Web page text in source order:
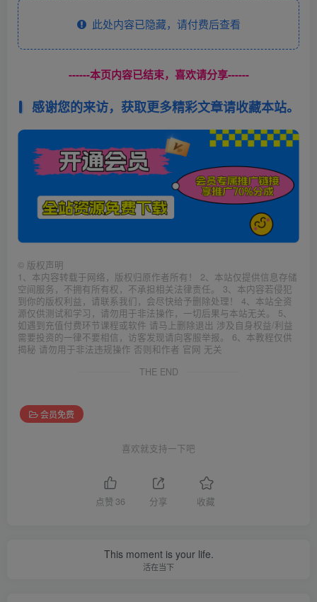
此处内容已隐藏，请付费后查看
------本页内容已结束，喜欢请分享------
感谢您的来访，获取更多精彩文章请收藏本站。
© 版权声明
1、本内容转载于网络，版权归原作者所有！ 2、本站仅提供信息存储
空间服务，不拥有所有权，不承担相关法律责任。 3、本内容若侵犯
到你的版权利益，请联系我们，会尽快给予删除处理！ 4、本站全资
源仅供测试和学习，请勿用于非法操作，一切后果与本站无关。 5、
如遇到充值付费环节课程或软件 请马上删除退出 涉及自身权益/利益
需要投资的一律不要相信，访客发现请向客服举报。 6、本教程仅供
揭秘 请勿用于非法违规操作 否则和作者 官网 无关
THE END
会员免费
喜欢就支持一下吧
点赞 36 分享 收藏
This moment is your life.
活在当下